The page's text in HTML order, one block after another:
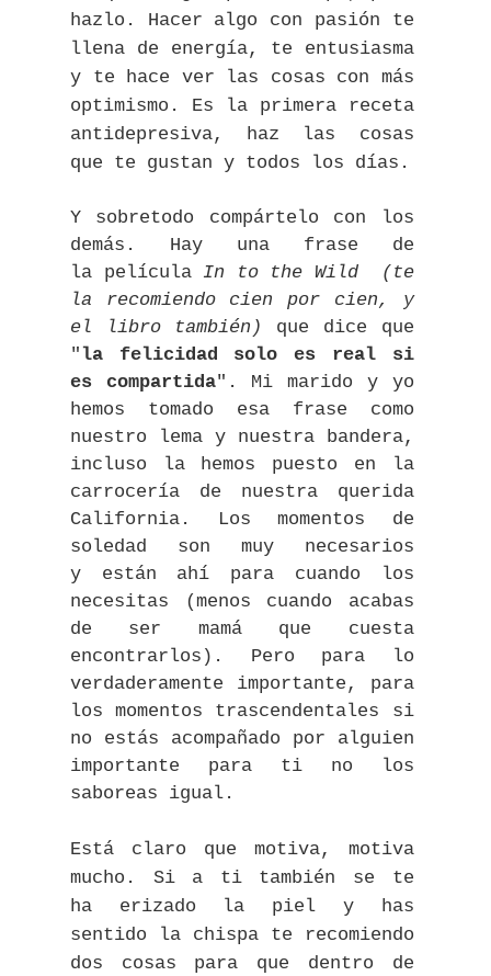
hazlo. Hacer algo con pasión te
llena de energía, te entusiasma
y te hace ver las cosas con más
optimismo. Es la primera receta
antidepresiva, haz las cosas
que te gustan y todos los días.
Y sobretodo compártelo con los
demás. Hay una frase de
la película In to the Wild (te
la recomiendo cien por cien, y
el libro también) que dice que
" la felicidad solo es real si
es compartida". Mi marido y yo
hemos tomado esa frase como
nuestro lema y nuestra bandera,
incluso la hemos puesto en la
carrocería de nuestra querida
California. Los momentos de
soledad son muy necesarios
y están ahí para cuando los
necesitas (menos cuando acabas
de ser mamá que cuesta
encontrarlos). Pero para lo
verdaderamente importante, para
los momentos trascendentales si
no estás acompañado por alguien
importante para ti no los
saboreas igual.
Está claro que motiva, motiva
mucho. Si a ti también se te
ha erizado la piel y has
sentido la chispa te recomiendo
dos cosas para que dentro de